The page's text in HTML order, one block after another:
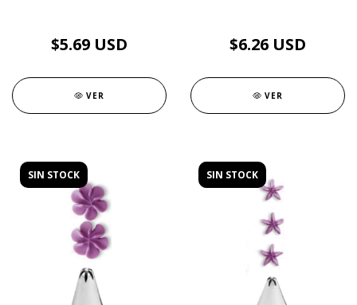
$5.69 USD
VER
$6.26 USD
VER
SIN STOCK SIN STOCK